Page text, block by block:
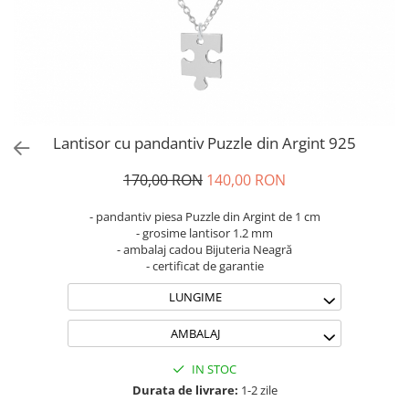
Coliere Transparente cu Cruce
Coliere Transparente cu Stea
Coliere Transparente cu Soare
Coliere Transparente cu Semilună
Coliere Transparente cu Initiale
Coliere Transparente cu Flori
Coliere Transparente cu Molecule
Coliere Transparente cu Pietre
Coliere Transparente Diverse
LĂNȚIȘOARE ARGINT
Lănțișoare cu Inimioare
Brățări din Argint cu pietre
Lantisor cu pandantiv Puzzle din Argint 925
170,00 RON 140,00 RON
- pandantiv piesa Puzzle din Argint de 1 cm
- grosime lantisor 1.2 mm
- ambalaj cadou Bijuteria Neagră
- certificat de garantie
LUNGIME
AMBALAJ
IN STOC
Durata de livrare: 1-2 zile